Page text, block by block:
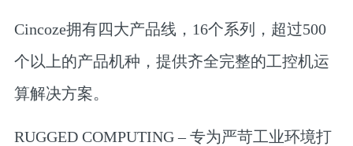
Cincoze拥有四大产品线，16个系列，超过500
个以上的产品机种，提供齐全完整的工控机运
算解决方案。
RUGGED COMPUTING – 专为严苛工业环境打